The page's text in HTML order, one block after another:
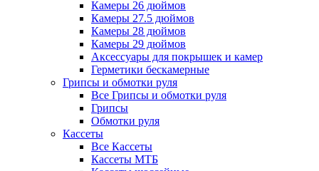
Камеры 26 дюймов
Камеры 27.5 дюймов
Камеры 28 дюймов
Камеры 29 дюймов
Аксессуары для покрышек и камер
Герметики бескамерные
Грипсы и обмотки руля
Все Грипсы и обмотки руля
Грипсы
Обмотки руля
Кассеты
Все Кассеты
Кассеты МТБ